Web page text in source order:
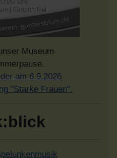
Museum
am 6.9.2026
"Starke Frauen".